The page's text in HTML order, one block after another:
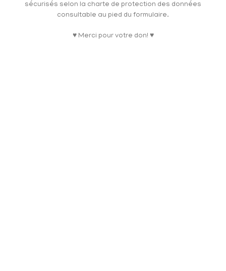
sécurisés selon la charte de protection des données
consultable au pied du formulaire.
♥ Merci pour votre don! ♥